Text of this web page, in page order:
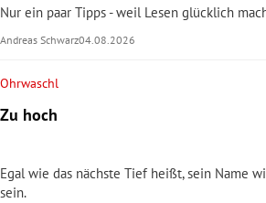
Nur ein paar Tipps - weil Lesen glücklich
Andreas Schwarz04.08.2026
Ohrwaschl
Zu hoch
Egal wie das nächste Tief heißt, sein Name
sein.